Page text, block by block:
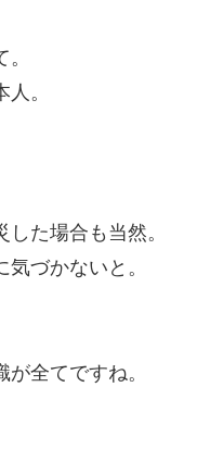
。
た場合も当然。
づかないと。
全てですね。